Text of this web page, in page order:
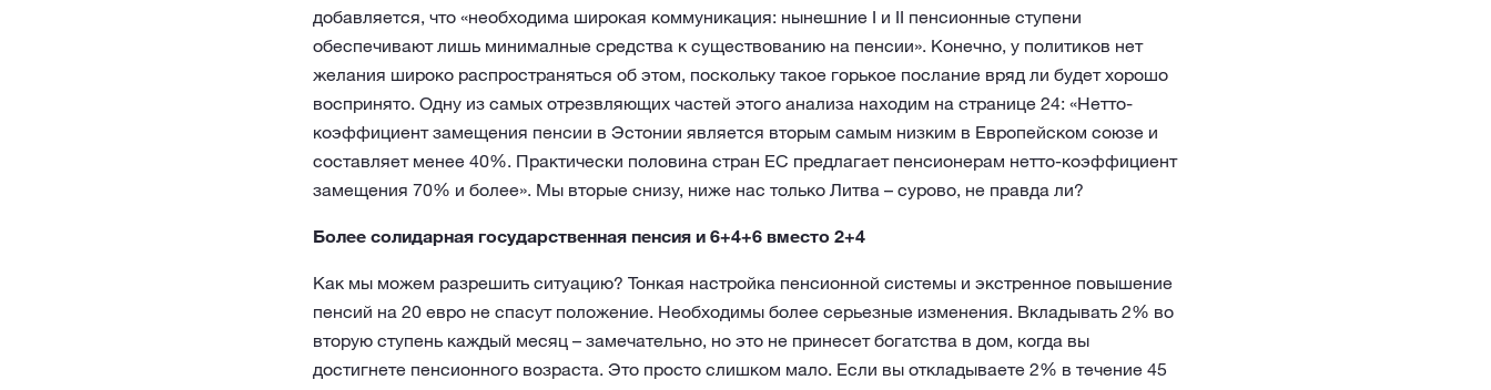
добавляется, что «необходима широкая коммуникация: нынешние I и II пенсионные ступени
обеспечивают лишь минималные средства к существованию на пенсии». Конечно, у политиков нет
желания широко распространяться об этом, поскольку такое горькое послание вряд ли будет хорошо
воспринято. Одну из самых отрезвляющих частей этого анализа находим на странице 24: «Нетто-
коэффициент замещения пенсии в Эстонии является вторым самым низким в Европейском союзе и
составляет менее 40%. Практически половина стран ЕС предлагает пенсионерам нетто-коэффициент
замещения 70% и более». Мы вторые снизу, ниже нас только Литва – сурово, не правда ли?
Более солидарная государственная пенсия и 6+4+6 вместо 2+4
Как мы можем разрешить ситуацию? Тонкая настройка пенсионной системы и экстренное повышение
пенсий на 20 евро не спасут положение. Необходимы более серьезные изменения. Вкладывать 2% во
вторую ступень каждый месяц – замечательно, но это не принесет богатства в дом, когда вы
достигнете пенсионного возраста. Это просто слишком мало. Если вы откладываете 2% в течение 45